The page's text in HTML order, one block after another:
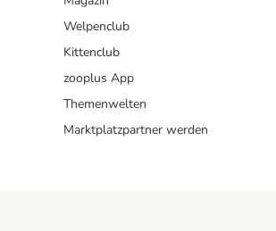
Welpenclub
Kittenclub
zooplus App
Themenwelten
Marktplatzpartner werden